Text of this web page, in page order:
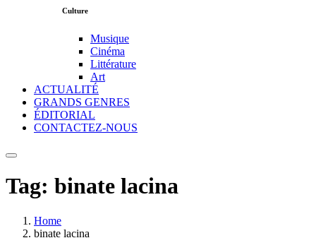
Culture
Musique
Cinéma
Littérature
Art
ACTUALITÉ
GRANDS GENRES
ÉDITORIAL
CONTACTEZ-NOUS
Tag: binate lacina
Home
binate lacina